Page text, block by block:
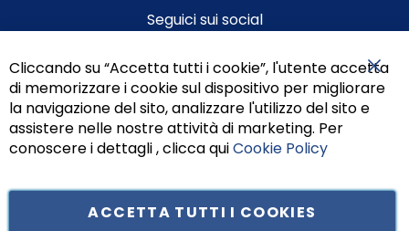
Seguici sui social
Cliccando su “Accetta tutti i cookie”, l'utente accetta
di memorizzare i cookie sul dispositivo per migliorare
la navigazione del sito, analizzare l'utilizzo del sito e
assistere nelle nostre attività di marketing. Per
conoscere i dettagli , clicca quiCookie Policy
ACCETTA TUTTI I COOKIES